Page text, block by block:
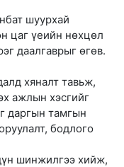
шуурхай
цаг үеийн нөхцөл
даалгаврыг өгөв.
хяналт тавьж,
ажлын хэсгийг
даргын тамгын
бодлого
шинжилгээ хийж,